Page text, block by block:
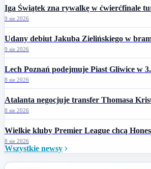
Iga Świątek zna rywalkę w ćwierćfinale
9 sie 2026
Udany debiut Jakuba Zielińskiego w
9 sie 2026
Lech Poznań podejmuje Piast Gliwice w
8 sie 2026
Atalanta negocjuje transfer Thomasa
8 sie 2026
Wielkie kluby Premier League chcą
8 sie 2026
Wszystkie newsy